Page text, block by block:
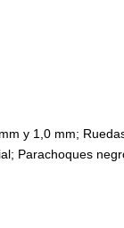
y 1,0 mm;
Parachoques